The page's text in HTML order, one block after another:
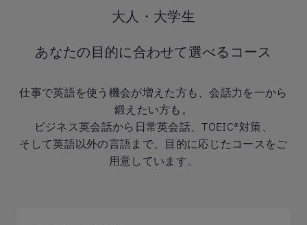
大人・大学生
あなたの目的に合わせて選べるコース
仕事で英語を使う機会が増えた方も、会話力を一から
鍛えたい方も。
ビジネス英会話から日常英会話、TOEIC®対策、
そして英語以外の言語まで、目的に応じたコースをご
用意しています。